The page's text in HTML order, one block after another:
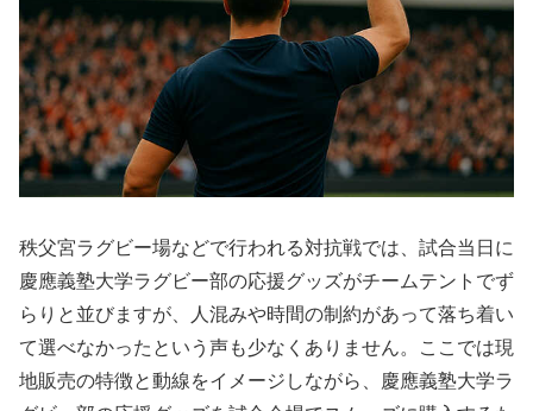
秩父宮ラグビー場などで行われる対抗戦では、試合当日に
慶應義塾大学ラグビー部の応援グッズがチームテントでず
らりと並びますが、人混みや時間の制約があって落ち着い
て選べなかったという声も少なくありません。ここでは現
地販売の特徴と動線をイメージしながら、慶應義塾大学ラ